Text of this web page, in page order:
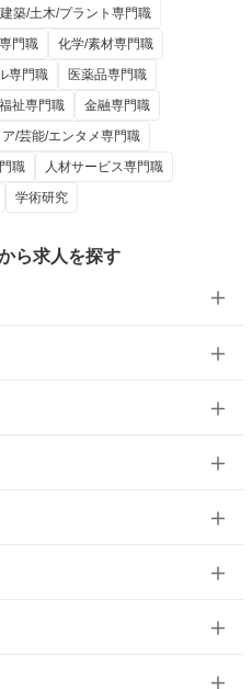
建築/土木/プラント専門職
門職
化学/素材専門職
専門職
医薬品専門職
祉専門職
金融専門職
/芸能/エンタメ専門職
職
人材サービス専門職
学術研究
ら求人を探す